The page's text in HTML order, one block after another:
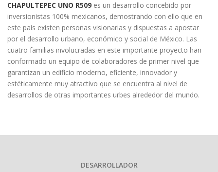
CHAPULTEPEC UNO R509 es un desarrollo concebido por
inversionistas 100% mexicanos, demostrando con ello que en
este país existen personas visionarias y dispuestas a apostar
por el desarrollo urbano, económico y social de México. Las
cuatro familias involucradas en este importante proyecto han
conformado un equipo de colaboradores de primer nivel que
garantizan un edificio moderno, eficiente, innovador y
estéticamente muy atractivo que se encuentra al nivel de
desarrollos de otras importantes urbes alrededor del mundo.
DESARROLLADOR